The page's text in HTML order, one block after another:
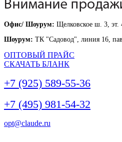
Офис/ Шоурум: Щелковское ш. 3,
Шоурум: ТК "Садовод", линия 16,
ОПТОВЫЙ ПРАЙС
СКАЧАТЬ БЛАНК
+7 (925) 589-55-36
+7 (495) 981-54-32
opt@claude.ru